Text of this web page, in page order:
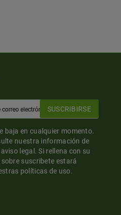
SUSCRIBIRSE
baja en cualquier momento.
nuestra información de
legal. Si rellena con su
suscribete estará
políticas de uso.